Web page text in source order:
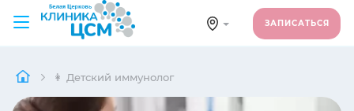
ЗАПИСАТЬСЯ
👩 Детский иммунолог